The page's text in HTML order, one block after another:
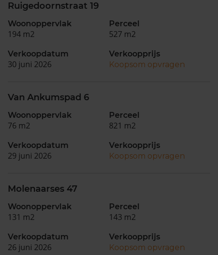
Ruigedoornstraat 19
Woonoppervlak
194 m2
Perceel
527 m2
Verkoopdatum
30 juni 2026
Verkoopprijs
Koopsom opvragen
Van Ankumspad 6
Woonoppervlak
76 m2
Perceel
821 m2
Verkoopdatum
29 juni 2026
Verkoopprijs
Koopsom opvragen
Molenaarses 47
Woonoppervlak
131 m2
Perceel
143 m2
Verkoopdatum
26 juni 2026
Verkoopprijs
Koopsom opvragen